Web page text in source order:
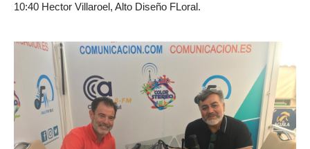
10:40 Hector Villaroel, Alto Diseño FLoral.